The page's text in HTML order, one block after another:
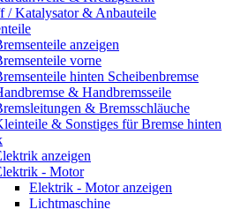
/ Katalysator & Anbauteile
anzeigen
vorne
hinten Scheibenbremse
& Handbremsseile
& Bremsschläuche
& Sonstiges für Bremse hinten
anzeigen
- Motor
Elektrik - Motor anzeigen
Lichtmaschine